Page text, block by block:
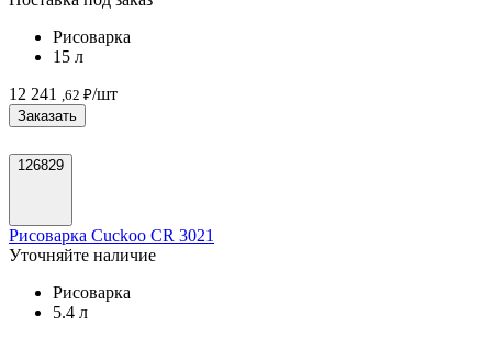
Рисоварка
15 л
12 241
,62 ₽/шт
Заказать
126829
Рисоварка Cuckoo CR 3021
Уточняйте наличие
Рисоварка
5.4 л